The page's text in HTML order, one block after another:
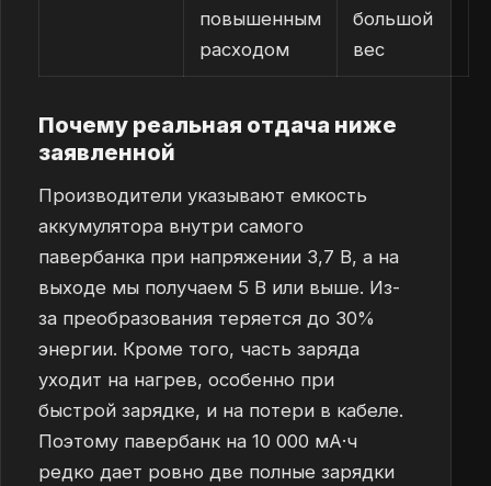
повышенным
расходом
большой
вес
Почему реальная отдача ниже
заявленной
Производители указывают емкость
аккумулятора внутри самого
павербанка при напряжении 3,7 В, а на
выходе мы получаем 5 В или выше. Из-
за преобразования теряется до 30%
энергии. Кроме того, часть заряда
уходит на нагрев, особенно при
быстрой зарядке, и на потери в кабеле.
Поэтому павербанк на 10 000 мА·ч
редко дает ровно две полные зарядки